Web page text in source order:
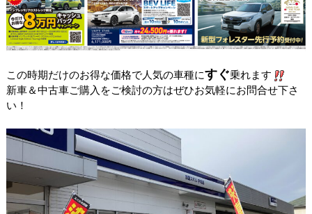
この時期だけのお得な価格で人気の車種にすぐ乗れます
新車＆中古車ご購入をご検討の方はぜひお気軽にお問合せ下さ
い！